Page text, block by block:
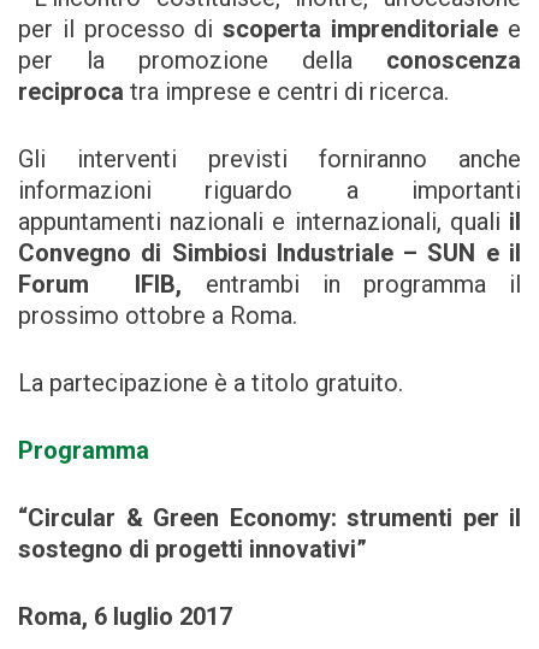
per il processo discoperta imprenditoriale e
per la promozione della conoscenza
reciproca tra imprese e centri di ricerca.
Gli interventi previsti forniranno anche
informazioni riguardo a importanti
appuntamenti nazionali e internazionali, quali il
Convegno di Simbiosi Industriale – SUN e il
Forum IFIB, entrambi in programma il
prossimo ottobre a Roma.
La partecipazione è a titolo gratuito.
Programma
“Circular &Green Economy: strumenti per il
sostegno di progetti innovativi”
Roma, 6 luglio 2017